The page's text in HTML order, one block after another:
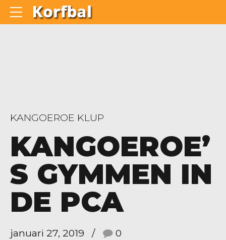
KANGOEROE KLUP
KANGOEROE’
S GYMMEN IN
DE PCA
januari 27, 2019 0